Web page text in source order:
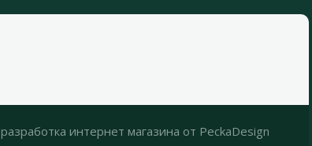
разработка интернет магазина от PeckaDesign